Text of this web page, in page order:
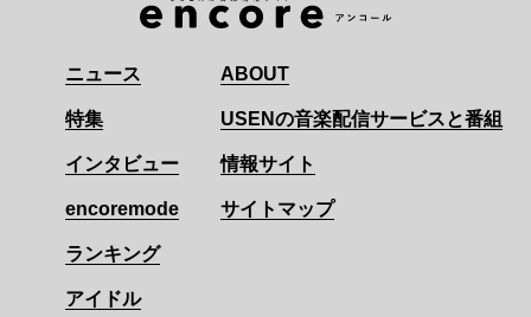
ニュース
特集
インタビュー
encoremode
ランキング
アイドル
ABOUT
USENの音楽配信サービスと番組
情報サイト
サイトマップ